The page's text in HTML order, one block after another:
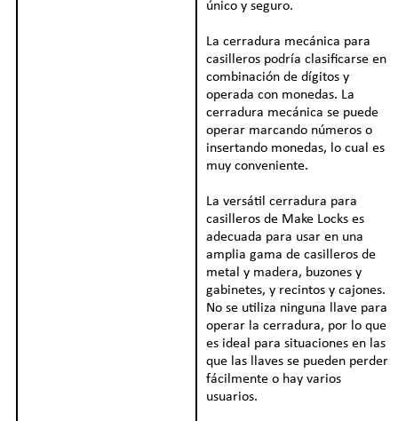
único y seguro.
La cerradura mecánica para
casilleros podría clasificarse en
combinación de dígitos y
operada con monedas. La
cerradura mecánica se puede
operar marcando números o
insertando monedas, lo cual es
muy conveniente.
La versátil cerradura para
casilleros de Make Locks es
adecuada para usar en una
amplia gama de casilleros de
metal y madera, buzones y
gabinetes, y recintos y cajones.
No se utiliza ninguna llave para
operar la cerradura, por lo que
es ideal para situaciones en las
que las llaves se pueden perder
fácilmente o hay varios
usuarios.